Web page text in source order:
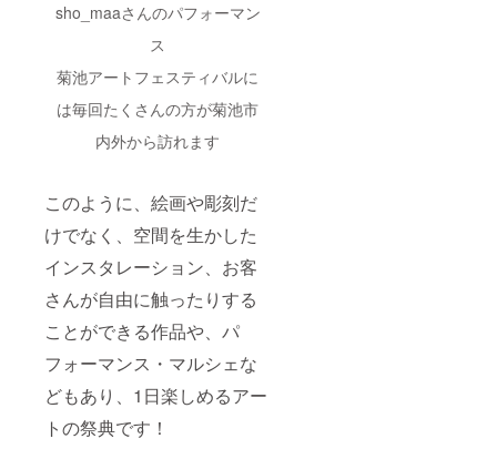
sho_maaさんのパフォーマン
ス
菊池アートフェスティバルに
は毎回たくさんの方が菊池市
内外から訪れます
このように、絵画や彫刻だ
けでなく、空間を生かした
インスタレーション、お客
さんが自由に触ったりする
ことができる作品や、パ
フォーマンス・マルシェな
どもあり、1日楽しめるアー
トの祭典です！